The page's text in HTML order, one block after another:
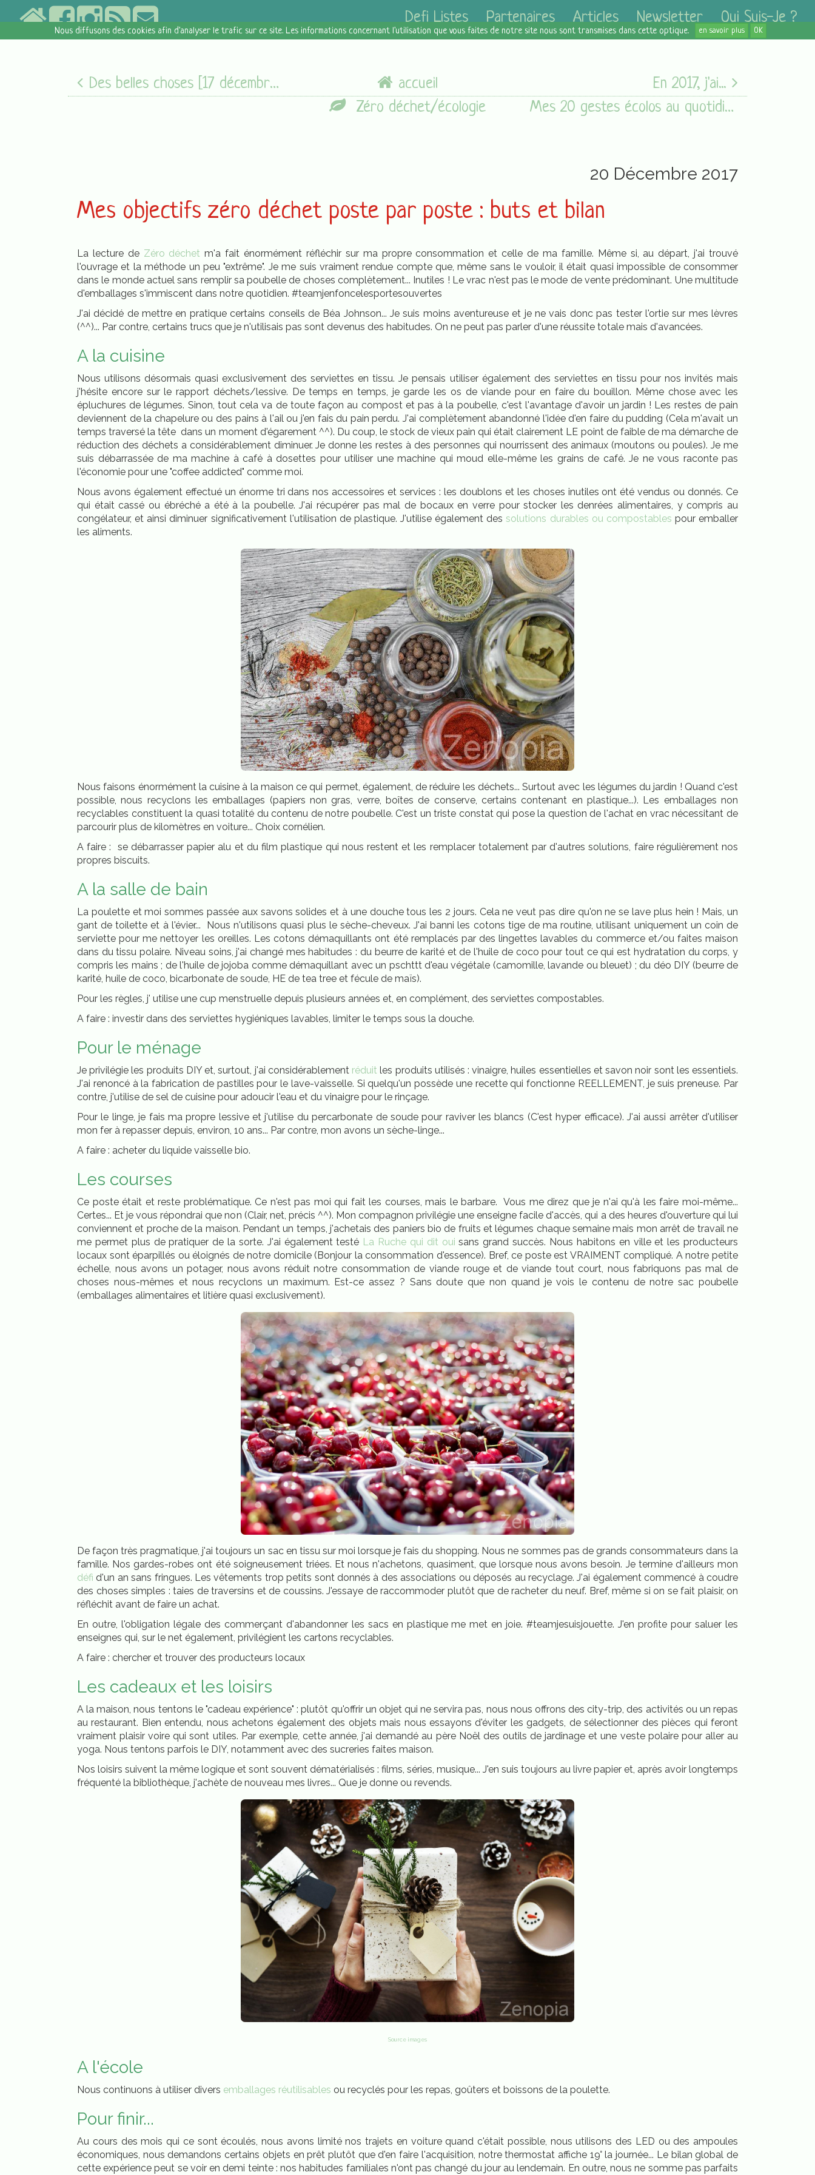
Nous diffusons des cookies afin d'analyser le trafic sur ce site. Les informations concernant l'utilisation que vous faites de notre site nous sont transmises dans cette optique. en savoir plus OK
Defi Listes Partenaires Articles Newsletter Qui Suis-Je ?
Des belles choses [17 décembre 2017] accueil
En 2017, j'ai...
Zéro déchet/écologie
Mes 20 gestes écolos au quotidien
20 Décembre 2017
Mes objectifs zéro déchet poste par poste : buts et bilan
La lecture de Zéro déchet m'a fait énormément réfléchir sur ma propre consommation et celle de ma famille. Même si, au départ, j'ai trouvé
l'ouvrage et la méthode un peu "extrême". Je me suis vraiment rendue compte que, même sans le vouloir, il était quasi impossible de consommer
dans le monde actuel sans remplir sa poubelle de choses complètement... Inutiles ! Le vrac n'est pas le mode de vente prédominant. Une multitude
d'emballages s'immiscent dans notre quotidien. #teamjenfoncelesportesouvertes
J'ai décidé de mettre en pratique certains conseils de Béa Johnson... Je suis moins aventureuse et je ne vais donc pas tester l'ortie sur mes lèvres
(^^)... Par contre, certains trucs que je n'utilisais pas sont devenus des habitudes. On ne peut pas parler d'une réussite totale mais d'avancées.
A la cuisine
Nous utilisons désormais quasi exclusivement des serviettes en tissu. Je pensais utiliser également des serviettes en tissu pour nos invités mais
j'hésite encore sur le rapport déchets/lessive. De temps en temps, je garde les os de viande pour en faire du bouillon. Même chose avec les
épluchures de légumes. Sinon, tout cela va de toute façon au compost et pas à la poubelle, c'est l'avantage d'avoir un jardin ! Les restes de pain
deviennent de la chapelure ou des pains à l'ail ou j'en fais du pain perdu. J'ai complètement abandonné l'idée d'en faire du pudding (Cela m'avait un
temps traversé la tête dans un moment d'égarement ^^). Du coup, le stock de vieux pain qui était clairement LE point de faible de ma démarche de
réduction des déchets a considérablement diminuer. Je donne les restes à des personnes qui nourrissent des animaux (moutons ou poules). Je me
suis débarrassée de ma machine à café à dosettes pour utiliser une machine qui moud elle-même les grains de café. Je ne vous raconte pas
l'économie pour une "coffee addicted" comme moi.
Nous avons également effectué un énorme tri dans nos accessoires et services : les doublons et les choses inutiles ont été vendus ou donnés. Ce
qui était cassé ou ébréché a été à la poubelle. J'ai récupérer pas mal de bocaux en verre pour stocker les denrées alimentaires, y compris au
congélateur, et ainsi diminuer significativement l'utilisation de plastique. J'utilise également dessolutions durables ou compostables pour emballer
les aliments.
Nous faisons énormément la cuisine à la maison ce qui permet, également, de réduire les déchets... Surtout avec les légumes du jardin ! Quand c'est
possible, nous recyclons les emballages (papiers non gras, verre, boîtes de conserve, certains contenant en plastique...). Les emballages non
recyclables constituent la quasi totalité du contenu de notre poubelle. C'est un triste constat qui pose la question de l'achat en vrac nécessitant de
parcourir plus de kilomètres en voiture... Choix cornélien.
A faire : se débarrasser papier alu et du film plastique qui nous restent et les remplacer totalement par d'autres solutions, faire régulièrement nos
propres biscuits.
A la salle de bain
La poulette et moi sommes passée aux savons solides et à une douche tous les 2 jours. Cela ne veut pas dire qu'on ne se lave plus hein ! Mais, un
gant de toilette et à l'évier... Nous n'utilisons quasi plus le sèche-cheveux. J'ai banni les cotons tige de ma routine, utilisant uniquement un coin de
serviette pour me nettoyer les oreilles. Les cotons démaquillants ont été remplacés par des lingettes lavables du commerce et/ou faites maison
dans du tissu polaire. Niveau soins, j'ai changé mes habitudes : du beurre de karité et de l'huile de coco pour tout ce qui est hydratation du corps, y
compris les mains ; de l'huile de jojoba comme démaquillant avec un pschttt d'eau végétale (camomille, lavande ou bleuet) ; du déo DIY (beurre de
karité, huile de coco, bicarbonate de soude, HE de tea tree et fécule de maïs).
Pour les règles, j' utilise une cup menstruelle depuis plusieurs années et, en complément, des serviettes compostables.
A faire : investir dans des serviettes hygiéniques lavables, limiter le temps sous la douche.
Pour le ménage
Je privilégie les produits DIY et, surtout, j'ai considérablement réduit les produits utilisés : vinaigre, huiles essentielles et savon noir sont les essentiels.
J'ai renoncé à la fabrication de pastilles pour le lave-vaisselle. Si quelqu'un possède une recette qui fonctionne REELLEMENT, je suis preneuse. Par
contre, j'utilise de sel de cuisine pour adoucir l'eau et du vinaigre pour le rinçage.
Pour le linge, je fais ma propre lessive et j'utilise du percarbonate de soude pour raviver les blancs (C'est hyper efficace). J'ai aussi arrêter d'utiliser
mon fer à repasser depuis, environ, 10 ans... Par contre, mon avons un sèche-linge...
A faire : acheter du liquide vaisselle bio.
Les courses
Ce poste était et reste problématique. Ce n'est pas moi qui fait les courses, mais le barbare. Vous me direz que je n'ai qu'à les faire moi-même...
Certes... Et je vous répondrai que non (Clair, net, précis ^^). Mon compagnon privilégie une enseigne facile d'accès, qui a des heures d'ouverture qui lui
conviennent et proche de la maison. Pendant un temps, j'achetais des paniers bio de fruits et légumes chaque semaine mais mon arrêt de travail ne
me permet plus de pratiquer de la sorte. J'ai également testé La Ruche qui dit oui sans grand succès. Nous habitons en ville et les producteurs
locaux sont éparpillés ou éloignés de notre domicile (Bonjour la consommation d'essence). Bref, ce poste est VRAIMENT compliqué. A notre petite
échelle, nous avons un potager, nous avons réduit notre consommation de viande rouge et de viande tout court, nous fabriquons pas mal de
choses nous-mêmes et nous recyclons un maximum. Est-ce assez ? Sans doute que non quand je vois le contenu de notre sac poubelle
(emballages alimentaires et litière quasi exclusivement).
De façon très pragmatique, j'ai toujours un sac en tissu sur moi lorsque je fais du shopping. Nous ne sommes pas de grands consommateurs dans la
famille. Nos gardes-robes ont été soigneusement triées. Et nous n'achetons, quasiment, que lorsque nous avons besoin. Je termine d'ailleurs mon
défi d'un an sans fringues. Les vêtements trop petits sont donnés à des associations ou déposés au recyclage. J'ai également commencé à coudre
des choses simples : taies de traversins et de coussins. J'essaye de raccommoder plutôt que de racheter du neuf. Bref, même si on se fait plaisir, on
réfléchit avant de faire un achat.
En outre, l'obligation légale des commerçant d'abandonner les sacs en plastique me met en joie. #teamjesuisjouette. J'en profite pour saluer les
enseignes qui, sur le net également, privilégient les cartons recyclables.
A faire : chercher et trouver des producteurs locaux
Les cadeaux et les loisirs
A la maison, nous tentons le "cadeau expérience" : plutôt qu'offrir un objet qui ne servira pas, nous nous offrons des city-trip, des activités ou un repas
au restaurant. Bien entendu, nous achetons également des objets mais nous essayons d'éviter les gadgets, de sélectionner des pièces qui feront
vraiment plaisir voire qui sont utiles. Par exemple, cette année, j'ai demandé au père Noël des outils de jardinage et une veste polaire pour aller au
yoga. Nous tentons parfois le DIY, notamment avec des sucreries faites maison.
Nos loisirs suivent la même logique et sont souvent dématérialisés : films, séries, musique... J'en suis toujours au livre papier et, après avoir longtemps
fréquenté la bibliothèque, j'achète de nouveau mes livres... Que je donne ou revends.
Source images
A l'école
Nous continuons à utiliser divers emballages réutilisables ou recyclés pour les repas, goûters et boissons de la poulette.
Pour finir...
Au cours des mois qui ce sont écoulés, nous avons limité nos trajets en voiture quand c'était possible, nous utilisons des LED ou des ampoules
économiques, nous demandons certains objets en prêt plutôt que d'en faire l'acquisition, notre thermostat affiche 19° la journée... Le bilan global de
cette expérience peut se voir en demi teinte : nos habitudes familiales n'ont pas changé du jour au lendemain. En outre, nous ne somme pas parfaits